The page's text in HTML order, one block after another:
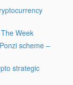
Week
scheme –
strategic